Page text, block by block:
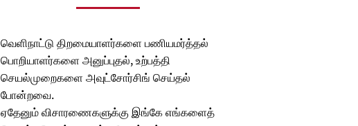
வெளிநாட்டு திறமையாளர்களை பணியமர்த்தல்
பொறியாளர்களை அனுப்புதல், உற்பத்தி
செயல்முறைகளை அவுட்சோர்சிங் செய்தல்
போன்றவை.
ஏதேனும் விசாரணைகளுக்கு இங்கே எங்களைத்